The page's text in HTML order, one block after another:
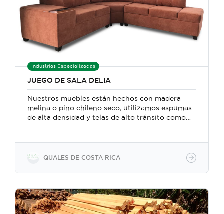
Industrias Especializadas
JUEGO DE SALA DELIA
Nuestros muebles están hechos con madera
melina o pino chileno seco, utilizamos espumas
de alta densidad y telas de alto tránsito como
juego de sala es completamente cosido, y
acabados de lujo a cómodos precios
QUALES DE COSTA RICA